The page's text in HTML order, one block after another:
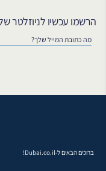
הרשמו עכשיו לניוזלטר
ברוכים הבאים ל-Dubai.co.il!